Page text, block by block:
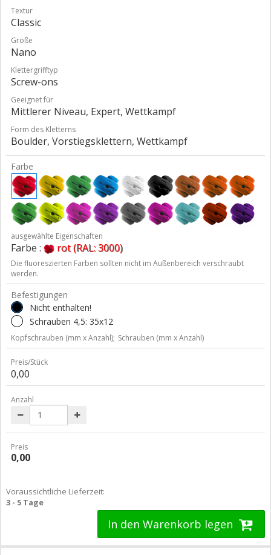
Textur
Classic
Größe
Nano
Klettergrifftyp
Screw-ons
Geeignet für
Mittlerer Niveau, Expert, Wettkampf
Form des Kletterns
Boulder, Vorstiegsklettern, Wettkampf
Farbe
ausgewählte Eigenschaften
Farbe : rot (RAL: 3000)
Die fluoreszierten Farben sollten nicht im Außenbereich verschraubt
werden.
Befestigungen
Nicht enthalten!
Schrauben 4,5: 35x12
Kopfschrauben (mm x Anzahl); Schrauben (mm x Anzahl)
Preis/Stück
0,00
Anzahl
Preis
0,00
Voraussichtliche Lieferzeit:
3 - 5 Tage
In den Warenkorb legen